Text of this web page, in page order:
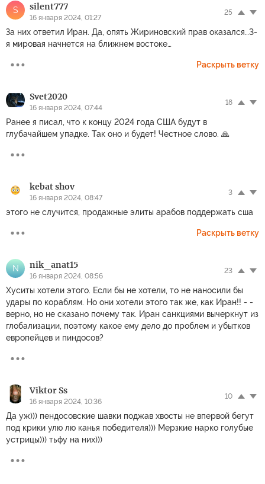
S silent777
16 января 2024, 01:27
25
За них ответил Иран. Да, опять Жириновский прав оказался…3-
я мировая начнется на ближнем востоке…
Раскрыть ветку
Svet2020
16 января 2024, 07:44
18
Ранее я писал, что к концу 2024 года США будут в
глубачайшем упадке. Так оно и будет! Честное слово. 🙏
kebat shov
16 января 2024, 08:47
3
этого не случится, продажные элиты арабов поддержать сша
Раскрыть ветку
N nik_anat15
16 января 2024, 08:56
23
Хуситы хотели этого. Если бы не хотели, то не наносили бы
удары по кораблям. Но они хотели этого так же, как Иран!! - -
верно, но не сказано почему так. Иран санкциями вычеркнут из
глобализации, поэтому какое ему дело до проблем и убытков
европейцев и пиндосов?
Viktor Ss
16 января 2024, 10:36
10
Да уж))) пендосовские шавки поджав хвосты не впервой бегут
под крики улю лю канья победителя))) Мерзкие нарко голубые
устрицы))) тьфу на них)))